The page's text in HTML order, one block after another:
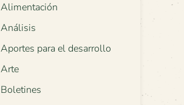
Alimentación
Análisis
Aportes para el desarrollo
Arte
Boletines